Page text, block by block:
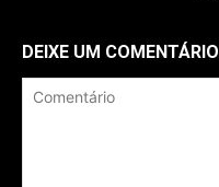
DEIXE UM COMENTÁRIO